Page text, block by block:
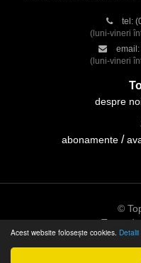
Acest website folosește cookies. Detalii
tel:
(luni-vineri
email:
(luni-vineri
despre
abonamente
©
Toate
hartă site
termeni